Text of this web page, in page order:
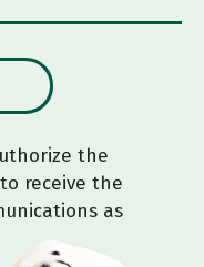
the
receive the
as